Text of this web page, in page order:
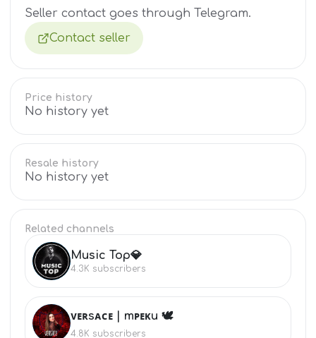
Seller contact goes through Telegram.
Contact seller
Price history
No history yet
Resale history
No history yet
Related channels
MU Music Top💎
4.3K subscribers
ᴠᴇ
ᴠᴇʀsᴀᴄᴇ | тᴩᴇᴋи 🕊
4.8K subscribers